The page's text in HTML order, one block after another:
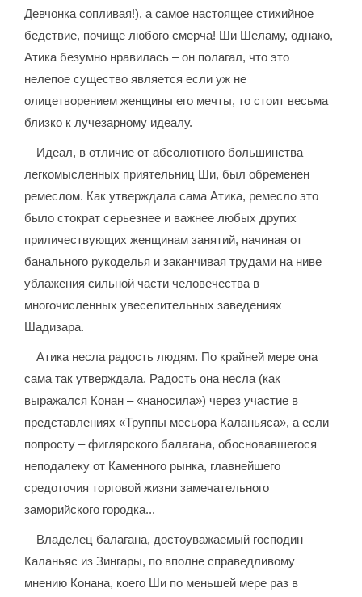
Девчонка сопливая!), а самое настоящее стихийное
бедствие, почище любого смерча! Ши Шеламу, однако,
Атика безумно нравилась – он полагал, что это
нелепое существо является если уж не
олицетворением женщины его мечты, то стоит весьма
близко к лучезарному идеалу.
Идеал, в отличие от абсолютного большинства
легкомысленных приятельниц Ши, был обременен
ремеслом. Как утверждала сама Атика, ремесло это
было стократ серьезнее и важнее любых других
приличествующих женщинам занятий, начиная от
банального рукоделья и заканчивая трудами на ниве
ублажения сильной части человечества в
многочисленных увеселительных заведениях
Шадизара.
Атика несла радость людям. По крайней мере она
сама так утверждала. Радость она несла (как
выражался Конан – «наносила») через участие в
представлениях «Труппы месьора Каланьяса», а если
попросту – фиглярского балагана, обосновавшегося
неподалеку от Каменного рынка, главнейшего
средоточия торговой жизни замечательного
заморийского городка...
Владелец балагана, достоуважаемый господин
Каланьяс из Зингары, по вполне справедливому
мнению Конана, коего Ши по меньшей мере раз в